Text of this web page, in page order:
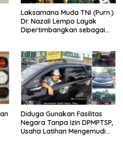
Laksamana Muda TNI (Purn.)
Dr. Nazali Lempo Layak
Dipertimbangkan sebagai
Berkompromi terhadap
Penegakan Hukum
Diduga Gunakan Fasilitas
Negara Tanpa Izin DPMPTSP,
Usaha Latihan Mengemudi